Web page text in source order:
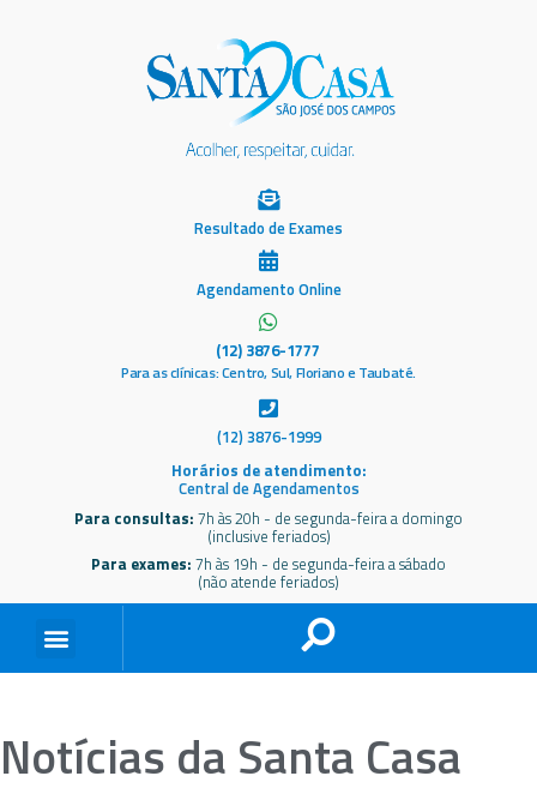
Resultado de Exames
Agendamento Online
(12) 3876-1777
Para as clínicas: Centro, Sul, Floriano e Taubaté.
(12) 3876-1999
Horários de atendimento:
Central de Agendamentos
Para consultas: 7h às 20h - de segunda-feira a domingo
(inclusive feriados)
Para exames: 7h às 19h - de segunda-feira a sábado
(não atende feriados)
Notícias da Santa Casa